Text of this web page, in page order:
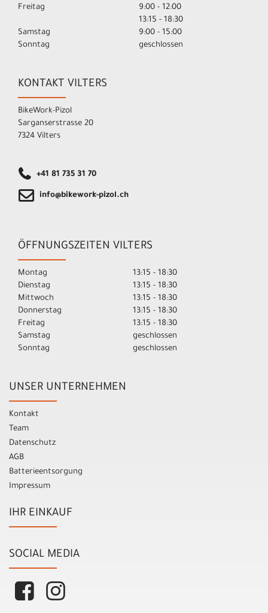
Freitag
9:00 - 12:00
13:15 - 18:30
Samstag
9:00 - 15:00
Sonntag
geschlossen
KONTAKT VILTERS
BikeWork-Pizol
Sarganserstrasse 20
7324 Vilters
+41 81 735 31 70
info@bikework-pizol.ch
ÖFFNUNGSZEITEN VILTERS
Montag
13:15 - 18:30
Dienstag
13:15 - 18:30
Mittwoch
13:15 - 18:30
Donnerstag
13:15 - 18:30
Freitag
13:15 - 18:30
Samstag
geschlossen
Sonntag
geschlossen
UNSER UNTERNEHMEN
Kontakt
Team
Datenschutz
AGB
Batterieentsorgung
Impressum
IHR EINKAUF
SOCIAL MEDIA